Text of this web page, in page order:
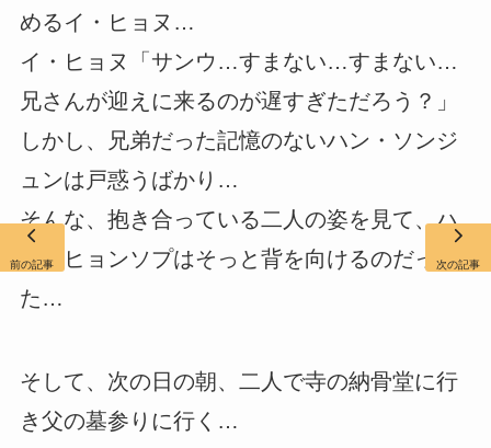
めるイ・ヒョヌ…
イ・ヒョヌ「サンウ…すまない…すまない…
兄さんが迎えに来るのが遅すぎただろう？」
しかし、兄弟だった記憶のないハン・ソンジ
ュンは戸惑うばかり…
そんな、抱き合っている二人の姿を見て、ハ
ン・ヒョンソプはそっと背を向けるのだっ
た…
そして、次の日の朝、二人で寺の納骨堂に行
き父の墓参りに行く…
前の記事 次の記事